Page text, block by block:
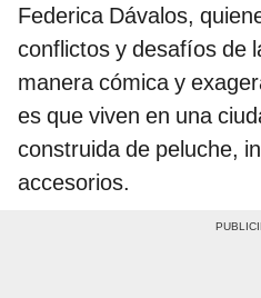
Federica Dávalos,
conflictos y desafíos de
manera cómica y
es que viven en una
construida de peluche,
accesorios.